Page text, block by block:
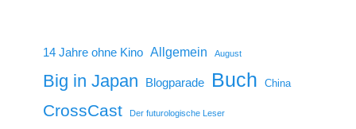
14 Jahre ohne Kino Allgemein August
Big in Japan Blogparade Buch China
CrossCast Der futurologische Leser